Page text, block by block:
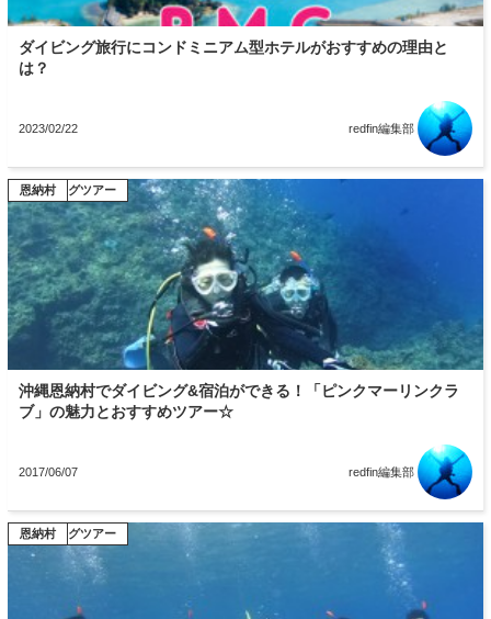
ダイビング旅行にコンドミニアム型ホテルがおすすめの理由と
は？
2023/02/22 redfin編集部
沖縄恩納村でダイビング&宿泊ができる！「ピンクマーリンクラ
ブ」の魅力とおすすめツアー☆
2017/06/07
ダイビングツアー
恩納村
redfin編集部
ダイビングツアー
恩納村